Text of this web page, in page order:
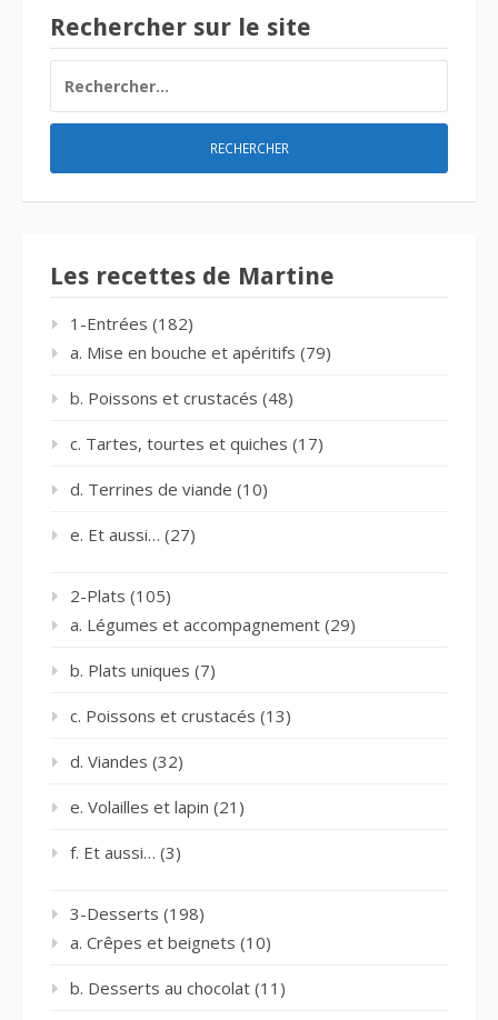
Rechercher sur le site
Les recettes de Martine
1-Entrées (182)
a. Mise en bouche et apéritifs (79)
b. Poissons et crustacés (48)
c. Tartes, tourtes et quiches (17)
d. Terrines de viande (10)
e. Et aussi… (27)
2-Plats (105)
a. Légumes et accompagnement (29)
b. Plats uniques (7)
c. Poissons et crustacés (13)
d. Viandes (32)
e. Volailles et lapin (21)
f. Et aussi… (3)
3-Desserts (198)
a. Crêpes et beignets (10)
b. Desserts au chocolat (11)